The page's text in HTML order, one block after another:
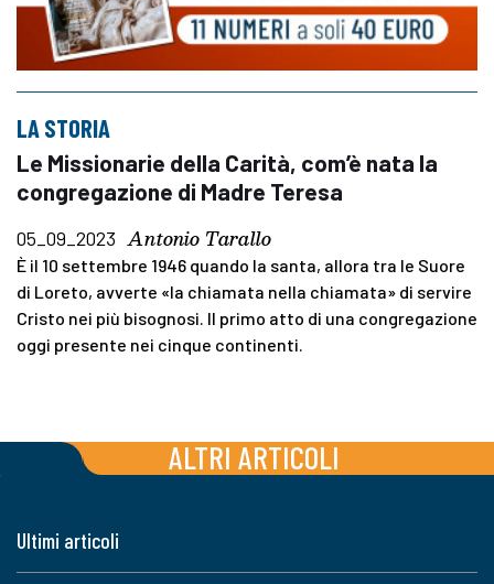
LA STORIA
Le Missionarie della Carità, com’è nata la
congregazione di Madre Teresa
05_09_2023 Antonio Tarallo
È il 10 settembre 1946 quando la santa, allora tra le Suore
di Loreto, avverte «la chiamata nella chiamata» di servire
Cristo nei più bisognosi. Il primo atto di una congregazione
oggi presente nei cinque continenti.
ALTRI ARTICOLI
Ultimi articoli